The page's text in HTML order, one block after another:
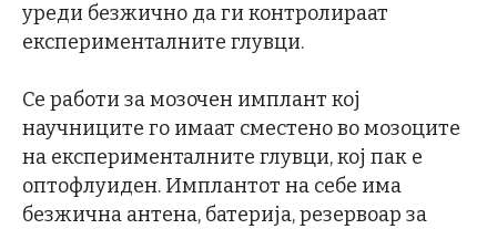
уреди безжично да ги контролираат
експерименталните глувци.
Се работи за мозочен имплант кој
научниците го имаат сместено во мозоците
на експерименталните глувци, кој пак е
оптофлуиден. Имплантот на себе има
безжична антена, батерија, резервоар за